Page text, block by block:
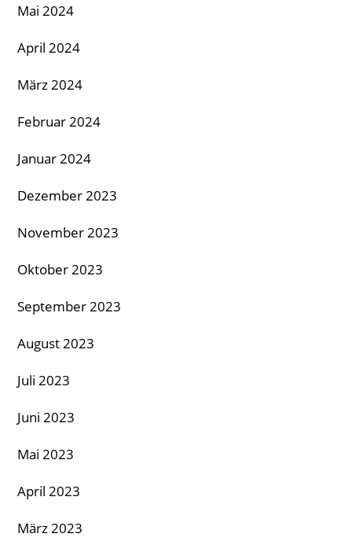
Mai 2024
April 2024
März 2024
Februar 2024
Januar 2024
Dezember 2023
November 2023
Oktober 2023
September 2023
August 2023
Juli 2023
Juni 2023
Mai 2023
April 2023
März 2023